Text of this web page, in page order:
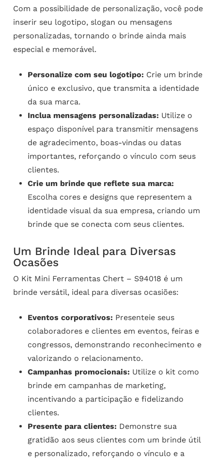
Com a possibilidade de personalização, você pode
inserir seu logotipo, slogan ou mensagens
personalizadas, tornando o brinde ainda mais
especial e memorável.
Personalize com seu logotipo: Crie um brinde
único e exclusivo, que transmita a identidade
da sua marca.
Inclua mensagens personalizadas: Utilize o
espaço disponível para transmitir mensagens
de agradecimento, boas-vindas ou datas
importantes, reforçando o vínculo com seus
clientes.
Crie um brinde que reflete sua marca:
Escolha cores e designs que representem a
identidade visual da sua empresa, criando um
brinde que se conecta com seus clientes.
Um Brinde Ideal para Diversas
Ocasões
O Kit Mini Ferramentas Chert – S94018 é um
brinde versátil, ideal para diversas ocasiões:
Eventos corporativos: Presenteie seus
colaboradores e clientes em eventos, feiras e
congressos, demonstrando reconhecimento e
valorizando o relacionamento.
Campanhas promocionais: Utilize o kit como
brinde em campanhas de marketing,
incentivando a participação e fidelizando
clientes.
Presente para clientes: Demonstre sua
gratidão aos seus clientes com um brinde útil
e personalizado, reforçando o vínculo e a